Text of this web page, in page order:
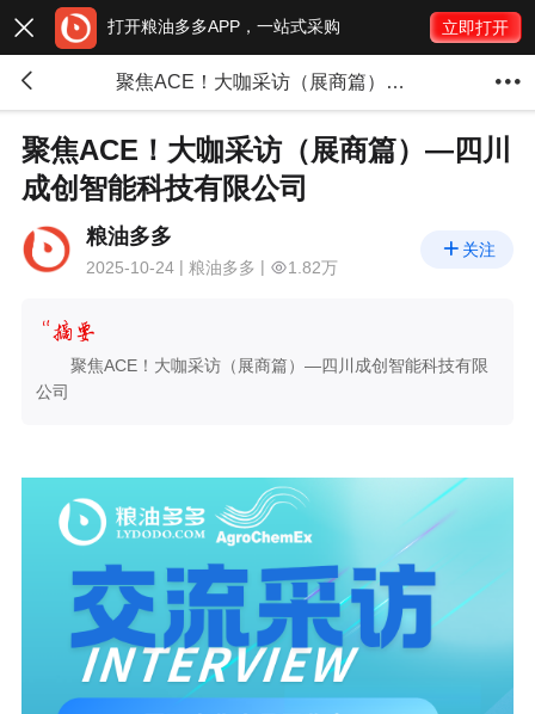
 打开粮油多多APP，一站式采购 立即打开
 聚焦ACE！大咖采访（展商篇）—四川成创智能科技有限公司 
聚焦ACE！大咖采访（展商篇）—四川
成创智能科技有限公司
粮油多多
2025-10-24 粮油多多 1.82万
 关注
聚焦ACE！大咖采访（展商篇）—四川成创智能科技有限
公司